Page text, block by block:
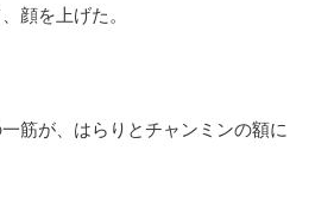
顔を上げた。
筋が、はらりとチャンミンの額に